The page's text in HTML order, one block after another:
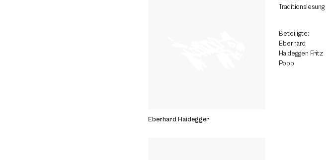
Eberhard Haidegger
Traditionslesung
Beteiligte:
Eberhard
Haidegger, Fritz
Popp